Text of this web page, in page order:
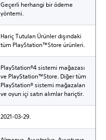
Geçerli herhangi bir ödeme
yöntemi.
Hariç Tutulan Ürünler dışındaki
tüm PlayStation™Store ürünleri.
PlayStation®4 sistemi mağazası
ve PlayStation™Store. Diğer tüm
PlayStation® sistemi mağazaları
ve oyun içi satın alımlar hariçtir.
2021-03-29.